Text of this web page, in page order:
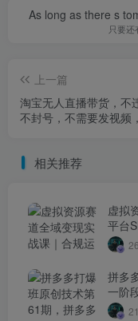
As long as there s
只要
上一篇
淘宝无人直播带货，不
不封号，不需要发视频，
相关推荐
虚拟
平台
玩法
拼多
一阶
作・